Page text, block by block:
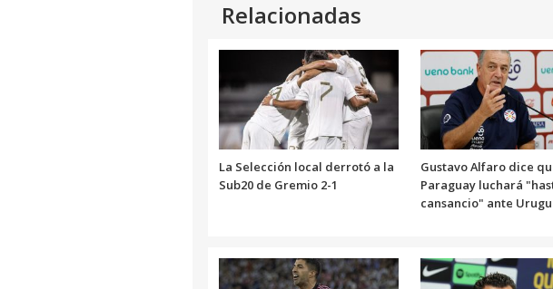
Relacionadas
La Selección local derrotó a la
Sub20 de Gremio 2-1
Gustavo Alfaro dice
Paraguay luchará
cansancio" ante